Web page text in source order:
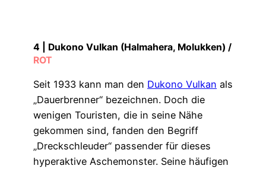
4 | Dukono Vulkan (Halmahera, Molukken) /
ROT
Seit 1933 kann man den Dukono Vulkan als
„Dauerbrenner“ bezeichnen. Doch die
wenigen Touristen, die in seine Nähe
gekommen sind, fanden den Begriff
„Dreckschleuder“ passender für dieses
hyperaktive Aschemonster. Seine häufigen